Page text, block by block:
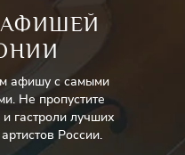
афишу с самыми
Не пропустите
гастроли лучших
России.